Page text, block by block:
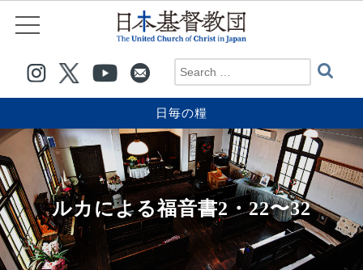
日毎の糧
ルカによる福音書2・22〜32